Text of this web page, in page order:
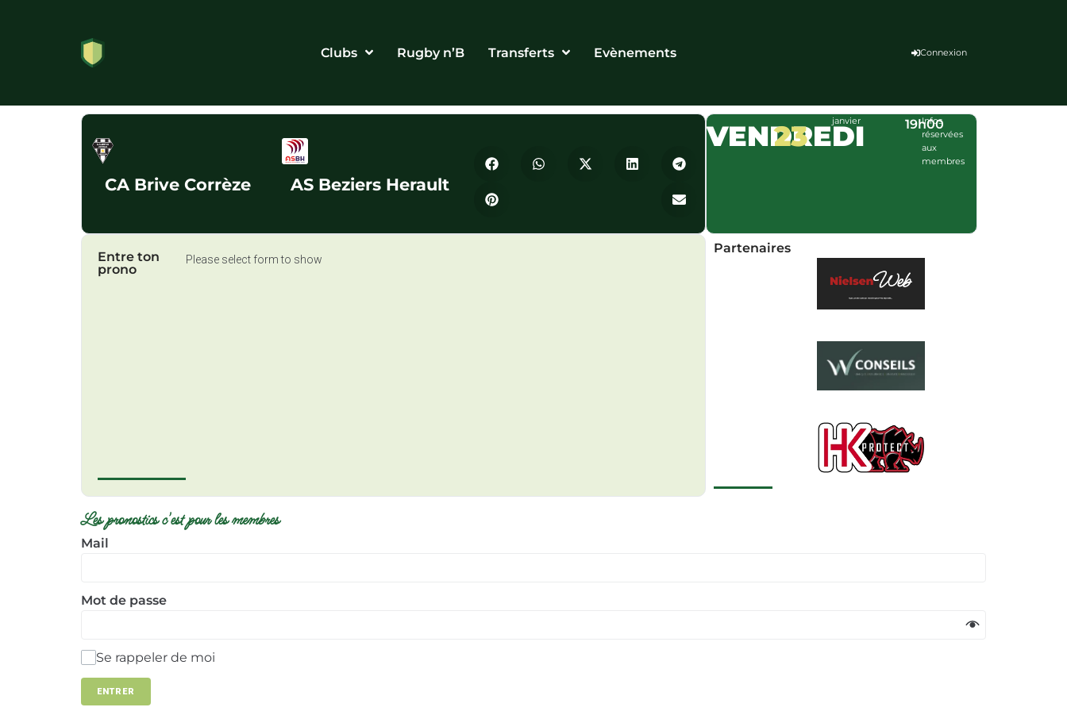
Clubs Rugby n’B Transferts Evènements Connexion
CA Brive Corrèze AS Beziers Herault
VENDREDI
23 janvier 19h00
Infos
réservées
aux
membres
Entre ton
prono
Please select form to show
Partenaires
Les pronostics c'est pour les membres
Mail
Mot de passe
Se rappeler de moi
ENTRER